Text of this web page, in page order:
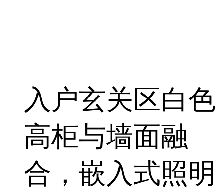
入户玄关区白色
高柜与墙面融
合，嵌入式照明